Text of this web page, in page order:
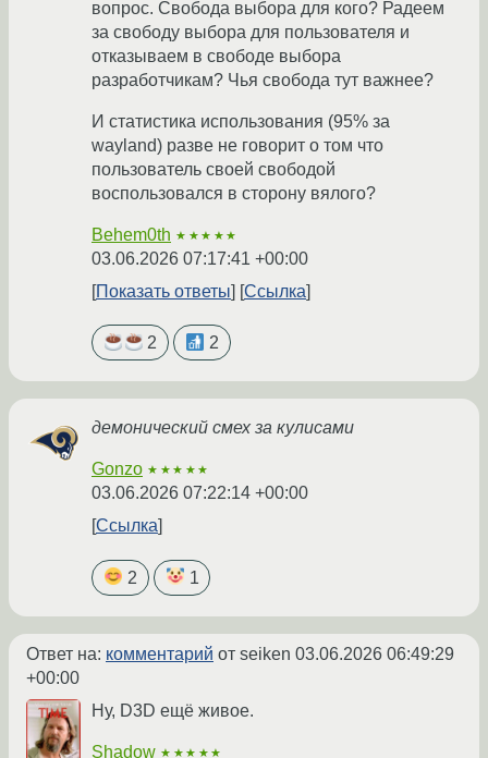
вопрос. Свобода выбора для кого? Радеем
за свободу выбора для пользователя и
отказываем в свободе выбора
разработчикам? Чья свобода тут важнее?
И статистика использования (95% за
wayland) разве не говорит о том что
пользователь своей свободой
воспользовался в сторону вялого?
Behem0th ★★★★★
03.06.2026 07:17:41 +00:00
Показать ответы
Ссылка
2 2
демонический смех за кулисами
Gonzo ★★★★★
03.06.2026 07:22:14 +00:00
Ссылка
2 1
Ответ на: комментарий от seiken 03.06.2026 06:49:29
+00:00
Ну, D3D ещё живое.
Shadow ★★★★★